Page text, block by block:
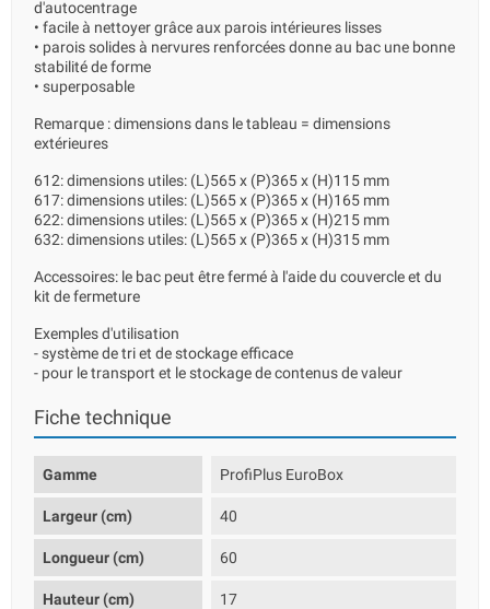
d'autocentrage
• facile à nettoyer grâce aux parois intérieures lisses
• parois solides à nervures renforcées donne au bac une bonne
stabilité de forme
• superposable
Remarque : dimensions dans le tableau = dimensions
extérieures
612: dimensions utiles: (L)565 x (P)365 x (H)115 mm
617: dimensions utiles: (L)565 x (P)365 x (H)165 mm
622: dimensions utiles: (L)565 x (P)365 x (H)215 mm
632: dimensions utiles: (L)565 x (P)365 x (H)315 mm
Accessoires: le bac peut être fermé à l'aide du couvercle et du
kit de fermeture
Exemples d'utilisation
- système de tri et de stockage efficace
- pour le transport et le stockage de contenus de valeur
Fiche technique
Gamme ProfiPlus EuroBox
Largeur (cm) 40
Longueur (cm) 60
Hauteur (cm) 17